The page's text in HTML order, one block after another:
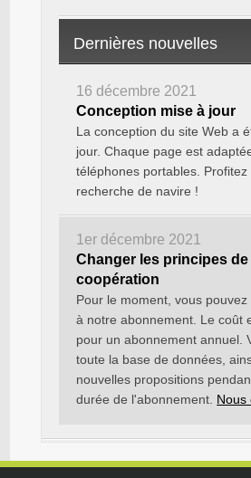
Dernières nouvelles
16 décembre 2021
Conception mise à jour
La conception du site Web a
jour. Chaque page est
téléphones portables. Profitez
recherche de navire !
1er décembre 2021
Changer les principes de
coopération
Pour le moment, vous pouvez
à notre abonnement. Le coût
pour un abonnement annuel.
toute la base de données,
nouvelles propositions
durée de l'abonnement. Nous